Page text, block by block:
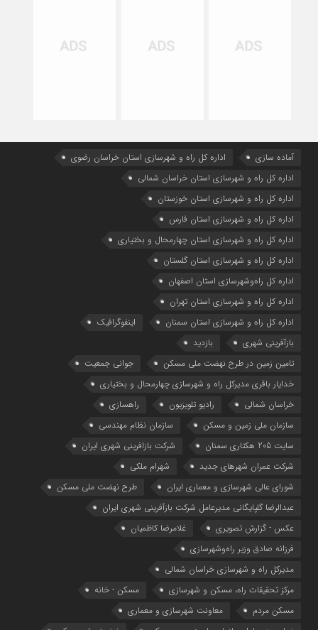
آماده سازی
اداره كل راه و شهرسازي استان خراسان رضوي
اداره كل راه و شهرسازي استان خراسان شمالي
اداره كل راه و شهرسازي استان خوزستان
اداره كل راه و شهرسازي استان فارس
اداره كل راه و شهرسازي استان چهارمحال و بختياري
اداره كل راه و شهرسازي استان گلستان
اداره كل راه‌و‌شهرسازي استان اصفهان
اداره کل راه و شهرسازی استان تهران
اداره کل راه و شهرسازی استان سمنان
اینفوگرافیک
بازآفرینی شهری
بازدید
تامین زمین در طرح نهضت ملی مسکن
جوانی جمعیت
خدایار باقری مدیرکل راه و شهرسازی چهارمحال و بختیاری
خراسان شمالی
رادیو تلویزیون
راهسازی
سازمان ملی زمین و مسکن
سازمان نظام مهندسی
سایت 205 هکتاری سمنان
شرکت بازافرینی شهری ایران
شرکت عمران شهرهای جدید
شهرام ملکی
شوراي عالي شهرسازی و معماري ايران
طرح نهضت ملی مسکن
عبدالرضا گلپایگانی مدیرعامل شرکت بازآفرینی شهری ایران
عکس - گزارش تصویری
غلامرضا کاظمیان
فرزانه صادق وزیر راه‌وشهرسازی
مدیرکل راه و شهرسازی خراسان شمالی
مرکز تحقیقات راه، مسکن و شهرسازی
مسکن - خانه
مسکن مردم
معاونت شهرسازي و معماري